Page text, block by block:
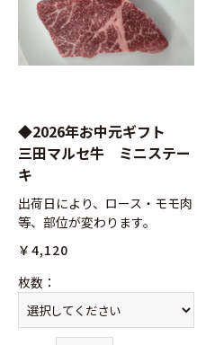
◆2026年お中元ギフト
三田マルセ牛 ミニステー
キ
出荷日により、ロース・モモ肉
等、部位が変わります。
￥4,120
枚数 ：
お買い物を続ける